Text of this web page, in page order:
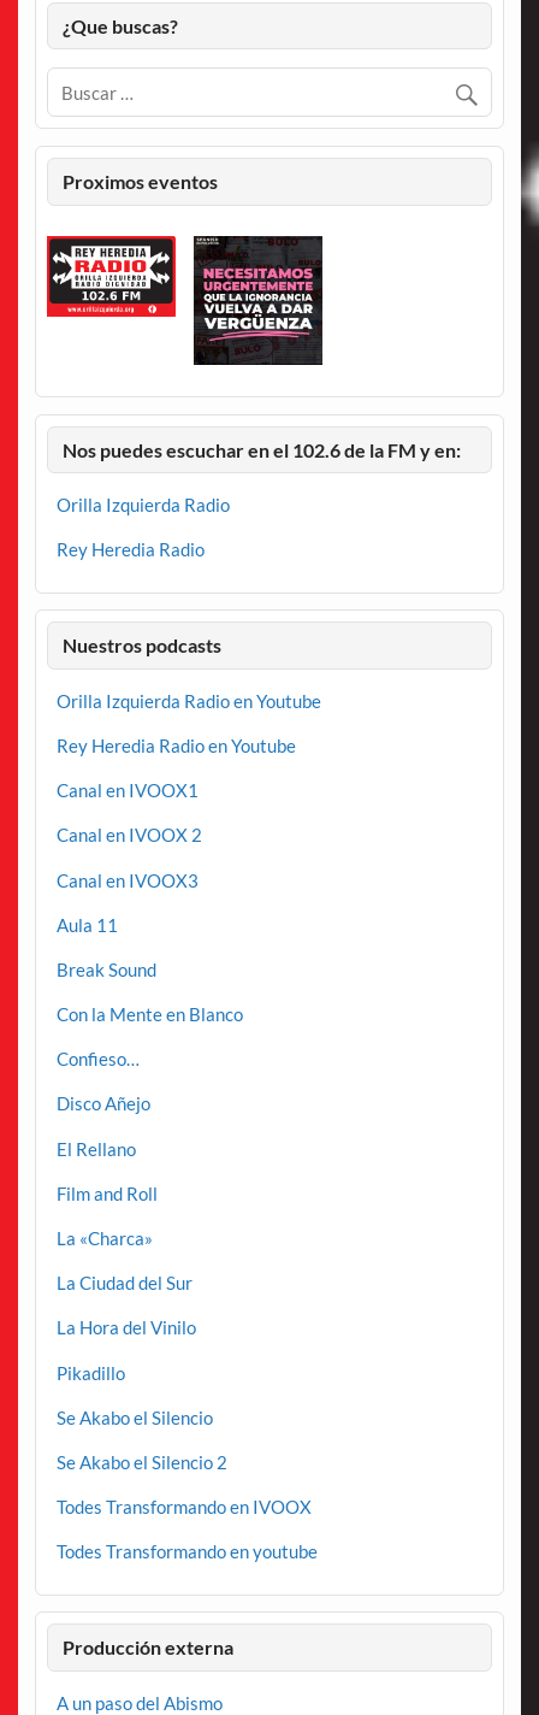
¿Que buscas?
Proximos eventos
Nos puedes escuchar en el 102.6 de la FM y en:
Orilla Izquierda Radio
Rey Heredia Radio
Nuestros podcasts
Orilla Izquierda Radio en Youtube
Rey Heredia Radio en Youtube
Canal en IVOOX1
Canal en IVOOX 2
Canal en IVOOX3
Aula 11
Break Sound
Con la Mente en Blanco
Confieso…
Disco Añejo
El Rellano
Film and Roll
La «Charca»
La Ciudad del Sur
La Hora del Vinilo
Pikadillo
Se Akabo el Silencio
Se Akabo el Silencio 2
Todes Transformando en IVOOX
Todes Transformando en youtube
Producción externa
A un paso del Abismo